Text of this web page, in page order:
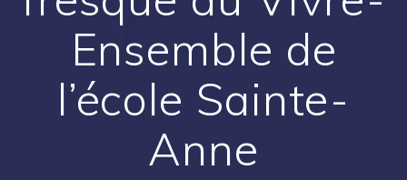
Ensemble de
l’école Sainte-
Anne